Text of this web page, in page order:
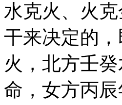
水克火、火
干来决定的
火，北方壬
命，女方丙